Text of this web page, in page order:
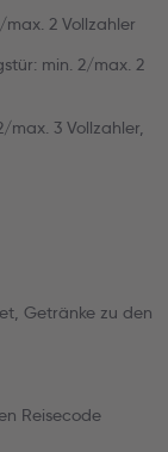
2 Vollzahler
min. 2/max. 2
max. 3 Vollzahler,
Getränke zu den
Reisecode